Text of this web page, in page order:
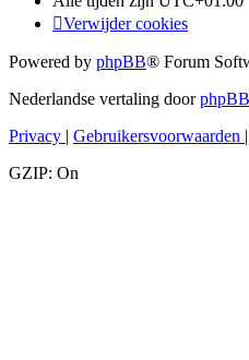
Verwijder cookies
Powered by phpBB® Forum
Nederlandse vertaling door
Privacy | Gebruikersvoorwaarden |
GZIP: On